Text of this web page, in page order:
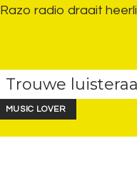
Razo radio draait
Trouwe
MUSIC LOVER